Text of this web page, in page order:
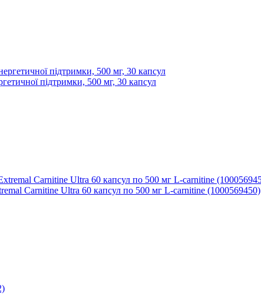
підтримки, 500 мг, 30 капсул
Carnitine Ultra 60 капсул по 500 мг L-carnitine (1000569450)